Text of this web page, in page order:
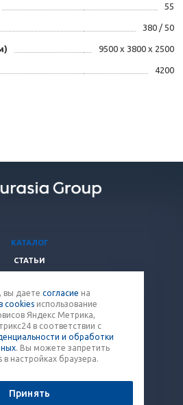
55
380 / 50
9500 х 3800 х 2500
4200
Все права защищены.
КАТАЛОГ
СТАТЬИ
КОМПАНИЯ
КОНТАКТЫ
707-12-53
paket@eq-mail.ru
вы даете согласие на
cookies использование
Яндекс Метрика,
в соответствии с
и обработки
. Вы можете запретить
настройках браузера.
Принять